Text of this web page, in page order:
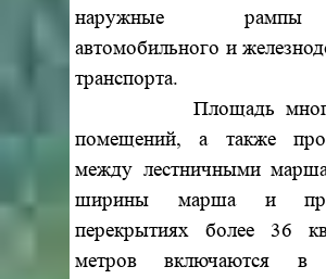
наружные
автомобильного и
транспорта.
Площадь
помещений, а также
между лестничными
ширины марша и
перекрытиях более 36
метров включаются в